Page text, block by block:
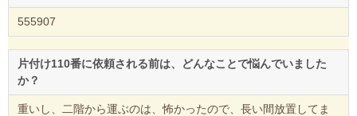
555907
片付け110番に依頼される前は、どんなことで悩んでいました
か？
重いし、二階から運ぶのは、怖かったので、長い間放置してま